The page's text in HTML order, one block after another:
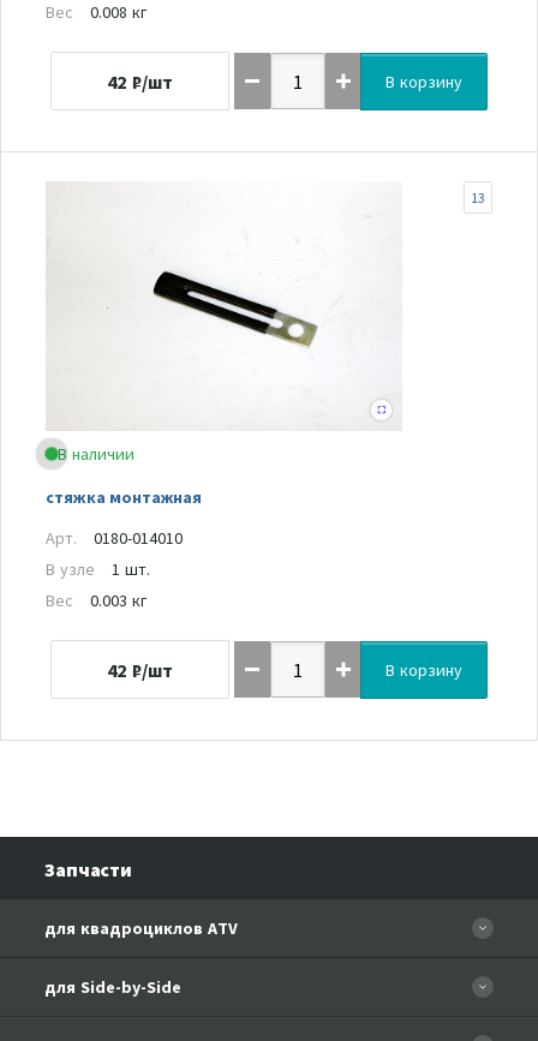
Вес
0.008 кг
42 ₽/шт В корзину
В наличии
стяжка монтажная
13
Арт.
0180-014010
В узле
1 шт.
Вес
0.003 кг
42 ₽/шт В корзину
Запчасти
для квадроциклов ATV
CFORCE 110 EFI
для Side-by-Side